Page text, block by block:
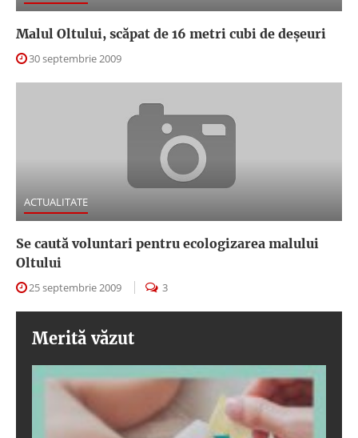
Malul Oltului, scăpat de 16 metri cubi de deşeuri
30 septembrie 2009
ACTUALITATE
Se caută voluntari pentru ecologizarea malului
Oltului
25 septembrie 2009 3
Merită văzut